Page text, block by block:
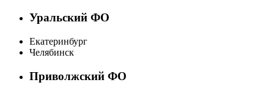
Уральский ФО
Екатеринбург
Челябинск
Приволжский ФО